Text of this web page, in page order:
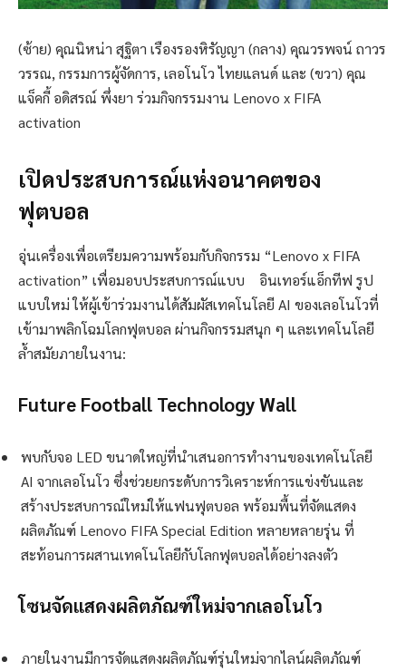
(ซ้าย) คุณนิหน่า สุฐิตา เรืองรองหิรัญญา (กลาง) คุณวรพจน์ ถาวร
วรรณ, กรรมการผู้จัดการ, เลอโนโว ไทยแลนด์ และ (ขวา) คุณ
แจ็คกี้ อดิสรณ์ พึ่งยา ร่วมกิจกรรมงาน Lenovo x FIFA
activation
เปิดประสบการณ์แห่งอนาคตของ
ฟุตบอล
อุ่นเครื่องเพื่อเตรียมความพร้อมกับกิจกรรม “Lenovo x FIFA
activation” เพื่อมอบประสบการณ์แบบ อินเทอร์แอ็กทีฟ รูป
แบบใหม่ ให้ผู้เข้าร่วมงานได้สัมผัสเทคโนโลยี AI ของเลอโนโวที่
เข้ามาพลิกโฉมโลกฟุตบอล ผ่านกิจกรรมสนุก ๆ และเทคโนโลยี
ล้ำสมัยภายในงาน:
Future Football Technology Wall
พบกับจอ LED ขนาดใหญ่ที่นำเสนอการทำงานของเทคโนโลยี
AI จากเลอโนโว ซึ่งช่วยยกระดับการวิเคราะห์การแข่งขันและ
สร้างประสบการณ์ใหม่ให้แฟนฟุตบอล พร้อมพื้นที่จัดแสดง
ผลิตภัณฑ์ Lenovo FIFA Special Edition หลายหลายรุ่น ที่
สะท้อนการผสานเทคโนโลยีกับโลกฟุตบอลได้อย่างลงตัว
โซนจัดแสดงผลิตภัณฑ์ใหม่จากเลอโนโว
ภายในงานมีการจัดแสดงผลิตภัณฑ์รุ่นใหม่จากไลน์ผลิตภัณฑ์